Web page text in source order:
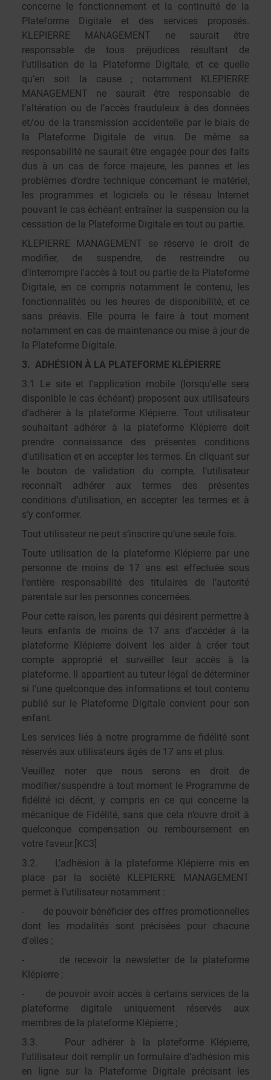
concerne le fonctionnement et la continuité de la
Plateforme Digitale et des services proposés.
KLEPIERRE MANAGEMENT ne saurait être
responsable de tous préjudices résultant de
l’utilisation de la Plateforme Digitale, et ce quelle
qu’en soit la cause ; notamment KLEPIERRE
MANAGEMENT ne saurait être responsable de
l’altération ou de l’accès frauduleux à des données
et/ou de la transmission accidentelle par le biais de
la Plateforme Digitale de virus. De même sa
responsabilité ne saurait être engagée pour des faits
dus à un cas de force majeure, les pannes et les
problèmes d’ordre technique concernant le matériel,
les programmes et logiciels ou le réseau Internet
pouvant le cas échéant entraîner la suspension ou la
cessation de la Plateforme Digitale en tout ou partie.
KLEPIERRE MANAGEMENT se réserve le droit de
modifier, de suspendre, de restreindre ou
d'interrompre l'accès à tout ou partie de la Plateforme
Digitale, en ce compris notamment le contenu, les
fonctionnalités ou les heures de disponibilité, et ce
sans préavis. Elle pourra le faire à tout moment
notamment en cas de maintenance ou mise à jour de
la Plateforme Digitale.
3. ADHÉSION À LA PLATEFORME KLÉPIERRE
3.1 Le site et l'application mobile (lorsqu'elle sera
disponible le cas échéant) proposent aux utilisateurs
d’adhérer à la plateforme Klépierre. Tout utilisateur
souhaitant adhérer à la plateforme Klépierre doit
prendre connaissance des présentes conditions
d’utilisation et en accepter les termes. En cliquant sur
le bouton de validation du compte, l’utilisateur
reconnaît adhérer aux termes des présentes
conditions d’utilisation, en accepter les termes et à
s’y conformer.
Tout utilisateur ne peut s’inscrire qu’une seule fois.
Toute utilisation de la plateforme Klépierre par une
personne de moins de 17 ans est effectuée sous
l’entière responsabilité des titulaires de l’autorité
parentale sur les personnes concernées.
Pour cette raison, les parents qui désirent permettre à
leurs enfants de moins de 17 ans d'accéder à la
plateforme Klépierre doivent les aider à créer tout
compte approprié et surveiller leur accès à la
plateforme. Il appartient au tuteur légal de déterminer
si l'une quelconque des informations et tout contenu
publié sur le Plateforme Digitale convient pour son
enfant.
Les services liés à notre programme de fidélité sont
réservés aux utilisateurs âgés de 17 ans et plus.
Veuillez noter que nous serons en droit de
modifier/suspendre à tout moment le Programme de
fidélité ici décrit, y compris en ce qui concerne la
mécanique de Fidélité, sans que cela n’ouvre droit à
quelconque compensation ou remboursement en
votre faveur. [KC3]
3.2. L’adhésion à la plateforme Klépierre mis en
place par la société KLEPIERRE MANAGEMENT
permet à l’utilisateur notamment :
- de pouvoir bénéficier des offres promotionnelles
dont les modalités sont précisées pour chacune
d’elles ;
- de recevoir la newsletter de la plateforme
Klépierre ;
- de pouvoir avoir accès à certains services de la
plateforme digitale uniquement réservés aux
membres de la plateforme Klépierre ;
3.3. Pour adhérer à la plateforme Klépierre,
l’utilisateur doit remplir un formulaire d’adhésion mis
en ligne sur la Plateforme Digitale précisant les